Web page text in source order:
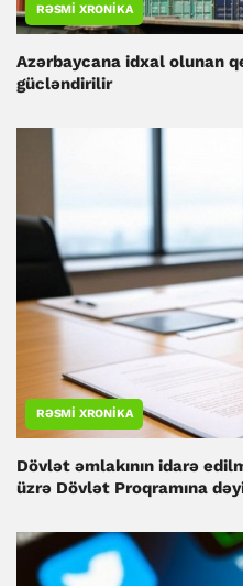
RƏSMI XRONIKA
Azərbaycana idxal olunan
gücləndirilir
RƏSMI XRONIKA
Dövlət əmlakının idarə
üzrə Dövlət Proqramına